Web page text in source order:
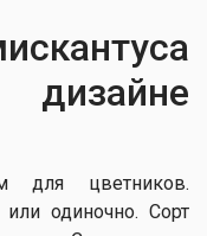
для цветников.
одиночно. Сорт